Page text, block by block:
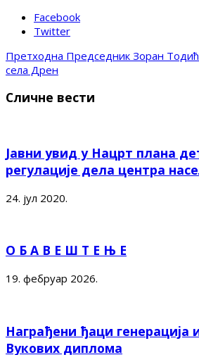
Facebook
Twitter
Претходна Председник Зоран
села Дрен
Сличне вести
Јавни увид у Нацрт плана
регулације дела центра
24. јул 2020.
О Б А В Е Ш Т Е Њ Е
19. фебруар 2026.
Награђени ђаци генерација
Вукових диплома